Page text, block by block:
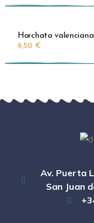
Horchata
6,50 €
Av. Puerta
San Juan